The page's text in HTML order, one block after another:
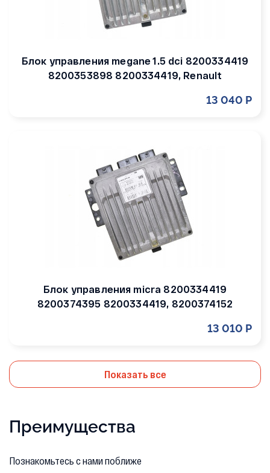
Блок управления megane 1.5 dci 8200334419
8200353898 8200334419, Renault
13 040 Р
Блок управления micra 8200334419
8200374395 8200334419, 8200374152
13 010 Р
Показать все
Преимущества
Познакомьтесь с нами поближе